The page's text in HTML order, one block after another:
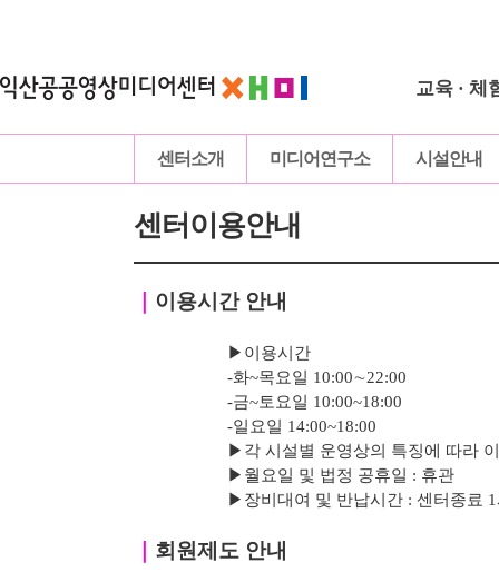
교육 · 체
센터소개 미디어연구소 시설안내
센터이용안내
이용시간 안내
▶이용시간
-화~목요일 10:00∼22:00
-금~토요일 10:00~18:00
-일요일 14:00~18:00
▶ 각 시설별 운영상의 특징에 따라
▶ 월요일 및 법정 공휴일 : 휴관
▶ 장비대여 및 반납시간 : 센터종료
회원제도 안내